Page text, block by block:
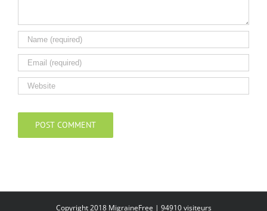
Copyright 2018 MigraineFree | 94910visiteurs